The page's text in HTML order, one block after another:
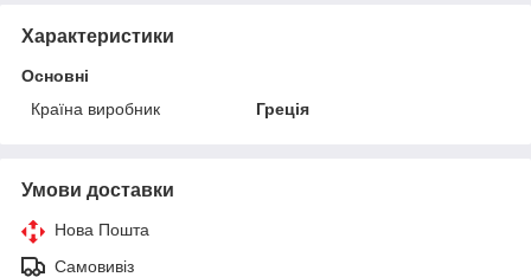
Характеристики
Основні
Країна виробник
Греція
Умови доставки
Нова Пошта
Самовивіз